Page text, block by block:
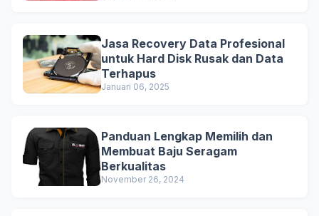
Jasa Recovery Data Profesional
untuk Hard Disk Rusak dan Data
Terhapus
Januari 06, 2025
Panduan Lengkap Memilih dan
Membuat Baju Seragam
Berkualitas
November 26, 2024